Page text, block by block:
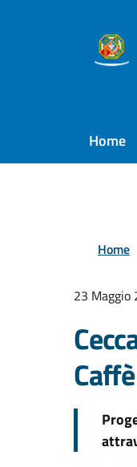
Home
Home
23 Maggio